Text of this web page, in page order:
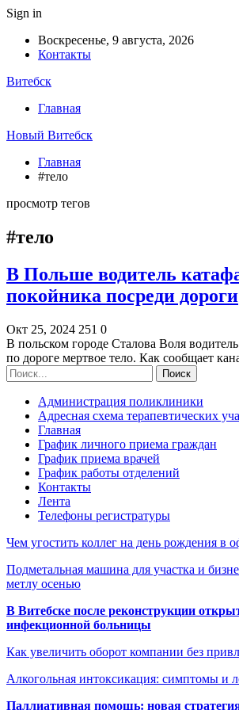
Sign in
Воскресенье, 9 августа, 2026
Контакты
Витебск
Главная
Новый Витебск
Главная
#тело
просмотр тегов
#тело
В Польше водитель
покойника посреди дороги
Окт 25, 2024 251 0
В польском городе Сталова Воля
по дороге мертвое тело. Как сообщает
Администрация поликлиники
Адресная схема терапевтических
Главная
График личного приема граждан
График приема врачей
График работы отделений
Контакты
Лента
Телефоны регистратуры
Чем угостить коллег на день рождения в
Подметальная машина для участка и
метлу осенью
В Витебске после реконструкции
инфекционной больницы
Как увеличить оборот компании без
Алкогольная интоксикация: симптомы и
Паллиативная помощь: новая